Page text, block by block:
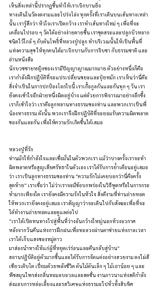
เห็นสิ่งเหล่านี้ปรากฏขึ้นทำให้เราเบิกบานยิ่ง
ทางเดินในวัดงดงามและโปร่งโล่ง ทุกครั้งที่เราเดินบนเส้นทางเหล่า
นั้น เรารู้สึกว่า หัวใจเราเปิดกว้าง เราทำเส้นทางใหม่ ๆ เพื่อที่จะ
เคลื่อนไปรอบ ๆ วัดได้อย่างง่ายดายขึ้น เราขุดสระและปลูกบัวหลาก
ชนิดไว้ใกล้ ๆ กับต้นโพธิ์ที่หลวงปู่ปลูก ทำบริเวณนั้นให้เป็นพื้นที่
แห่งความสุข ให้ทุกคนได้มาเบิกบานกับการจิบชา กับธรรมชาติ และ
อ่านหนังสือ
นักบวชชายหญิงของเรามีปัญญาญาณมากมาย ตัวอย่างหนึ่งก็คือ
เรากำลังฝึกปฏิบัติที่จะแปรเปลี่ยนขยะและปุ๋ยหมัก เราเห็นว่านี่คือ
สิ่งจำเป็นในการปกป้องโลกใบนี้ เราเกื้อกูลกันและกันทุก ๆ วัน เรา
ยังคงเข้าใจอีกฝ่ายหนึ่งผิดอยู่บ้าง แต่ด้วยการพิจารณาอย่างลึกซึ้ง
เราก็เข้าใจว่า เราคือลูกหลานทางธรรมของท่าน และพวกเราเป็นพี่
น้องทางธรรม ดังนั้น พวกเราจึงฝึกปฏิบัติที่จะยอมรับความผิดพลาด
ของกันและกัน เพื่อให้ความรักเกิดขึ้นได้เสมอ
หลวงปู่ที่รัก
ท่านมักให้กำลังใจและเชื่อมั่นในตัวพวกเรา แม้ว่าบางครั้งเราจะทำ
ผิดพลาดหรือสูญเสียศรัทธาในตัวเอง เราได้รับการย้ำเตือนอยู่เสมอ
ว่า เราเป็นลูกทางธรรมของท่าน “ความรักไม่เคยบอกว่านี่คือครั้ง
สุดท้าย” เราเชื่อว่า ไม่ว่าเราจะมีข้อบกพร่องในวิธีพูดหรือในการกระ
ทำมากเพียงใด เรายังคงมีความรักในหัวใจ สิ่งดีงามที่ท่านถ่ายทอด
ให้พวกเรายังคงอยู่เสมอ เราสัญญาว่าจะเดินไปกับสังฆะเพื่อที่จะ
ได้ทำงานถ่ายทอดและดูแลต่อไป
“เราได้เปิดหนทางไปสู่พื้นที่ว่างอันกว้างใหญ่นอกห้วงอวกาศ
หลังจากวันคืนแห่งการฝึกฝนเพื่อทะลวงผ่านตาข่ายแห่งกาลเวลา
เราได้เก็บแสงของหมู่ดาว
มาส่องนำทางให้แก่ผู้ที่หยุดเร่ร่อนและคืนกลับสู่บ้าน”
สถานปฏิบัติอยู่ตัวมากขึ้นและได้รับการจัดแต่งอย่างสวยงาม ดงไผ่สี
เขียวเติบโต เปี่ยมด้วยพลังชีวิต ต้นไม้ต้นเล็ก ๆ ไม้เถาน้อย ๆ และ
พืชสมุนไพรส่งกลิ่นหอมอบอวลและสดชื่น งานภาวนาแห่งสติกำลัง
ส่งมอบการหล่อเลี้ยงและรสวิเศษแห่งธรรมะไปทั่วทั้งสิบทิศ